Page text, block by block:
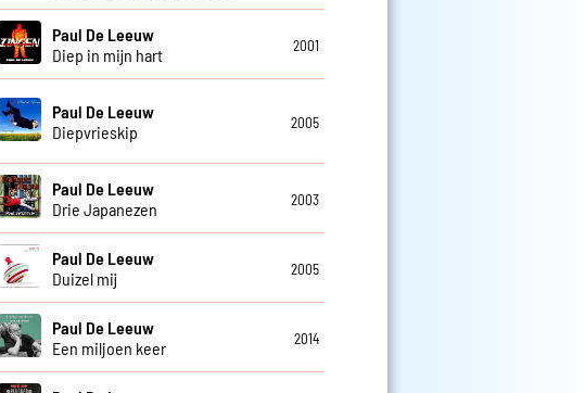
Paul De Leeuw
Diep in mijn hart
2001
Paul De Leeuw
Diepvrieskip
2005
Paul De Leeuw
Drie Japanezen
2003
Paul De Leeuw
Duizel mij
2005
Paul De Leeuw
Een miljoen keer
2014